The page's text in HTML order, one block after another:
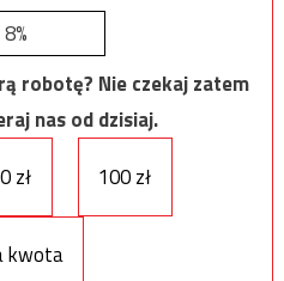
8%
robotę? Nie czekaj zatem
nas od dzisiaj.
zł 100 zł
kwota